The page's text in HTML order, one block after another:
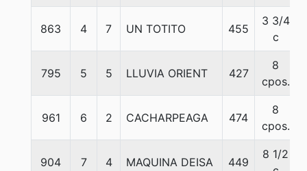
863 4 7 UN TOTITO 455
3 3/4
c
795 5 5 LLUVIA ORIENT 427
8
cpos.
961 6 2 CACHARPEAGA 474
8
cpos.
904 7 4 MAQUINA DEISA 449
8 1/2